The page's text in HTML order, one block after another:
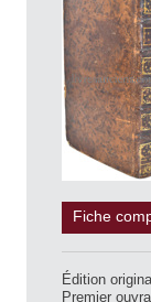
Fiche
Édition
Premier